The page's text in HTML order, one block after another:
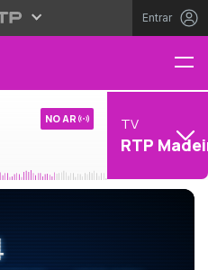
Entrar
NO AR TV
RTP